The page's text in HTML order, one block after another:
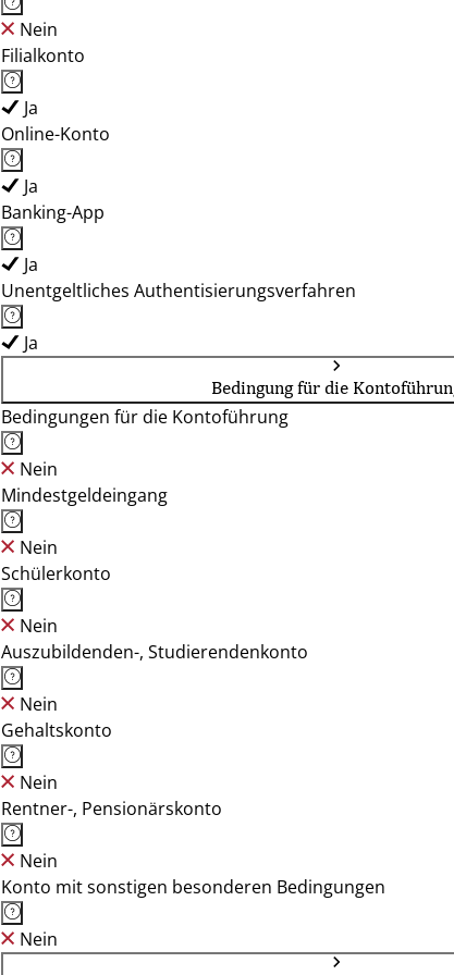
Nein
Filialkonto
Ja
Online-Konto
Ja
Banking-App
Ja
Unentgeltliches Authentisierungsverfahren
Ja
Bedingung für die
Bedingungen für die Kontoführung
Nein
Mindestgeldeingang
Nein
Schülerkonto
Nein
Auszubildenden-, Studierendenkonto
Nein
Gehaltskonto
Nein
Rentner-, Pensionärskonto
Nein
Konto mit sonstigen besonderen Bedingungen
Nein